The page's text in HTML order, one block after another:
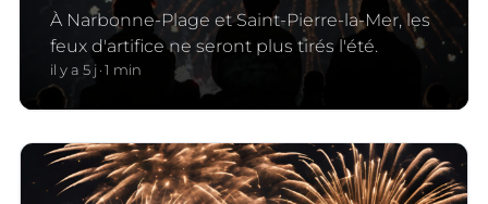
À Narbonne-Plage et Saint-Pierre-la-Mer, les
feux d'artifice ne seront plus tirés l'été.
il y a 5 j 1 min